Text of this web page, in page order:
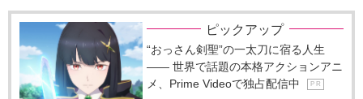
ピックアップ
“おっさん剣聖”の一太刀に宿る人生
―― 世界で話題の本格アクションアニ
メ、Prime Videoで独占配信中
P R